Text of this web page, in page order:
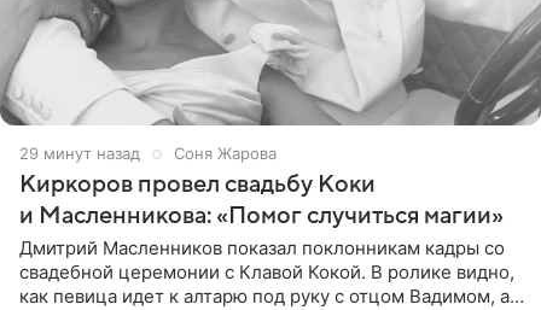
29 минут назад Соня Жарова
Киркоров провел свадьбу Коки
и Масленникова: «Помог случиться магии»
Дмитрий Масленников показал поклонникам кадры со
свадебной церемонии с Клавой Кокой. В ролике видно,
как певица идет к алтарю под руку с отцом Вадимом, а у